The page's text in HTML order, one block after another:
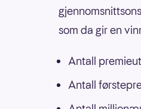
som da gir en
Antall
Antall